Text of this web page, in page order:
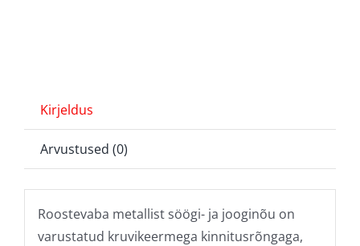
Kirjeldus
Arvustused (0)
Roostevaba metallist söögi- ja jooginõu on
varustatud kruvikeermega kinnitusrõngaga,